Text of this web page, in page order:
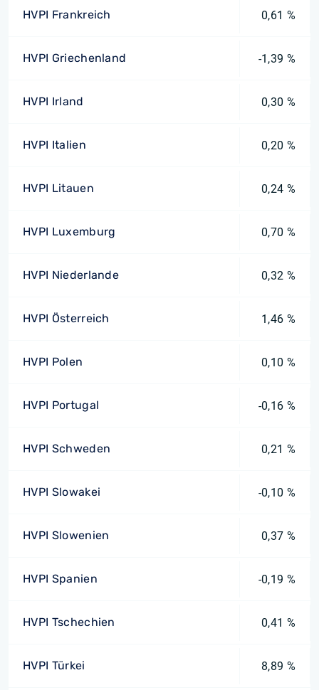
HVPI Frankreich 0,61 %
HVPI Griechenland -1,39 %
HVPI Irland 0,30 %
HVPI Italien 0,20 %
HVPI Litauen 0,24 %
HVPI Luxemburg 0,70 %
HVPI Niederlande 0,32 %
HVPI Österreich 1,46 %
HVPI Polen 0,10 %
HVPI Portugal -0,16 %
HVPI Schweden 0,21 %
HVPI Slowakei -0,10 %
HVPI Slowenien 0,37 %
HVPI Spanien -0,19 %
HVPI Tschechien 0,41 %
HVPI Türkei 8,89 %